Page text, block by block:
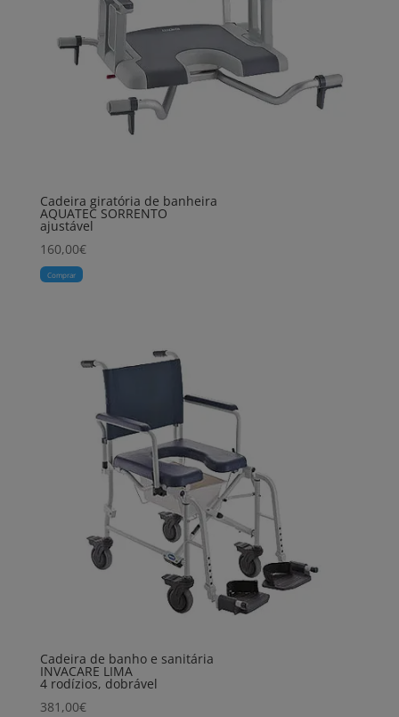
Cadeira giratória de banheira
AQUATEC SORRENTO
ajustável
160,00€
Comprar
Cadeira de banho e sanitária
INVACARE LIMA
4 rodízios, dobrável
381,00€